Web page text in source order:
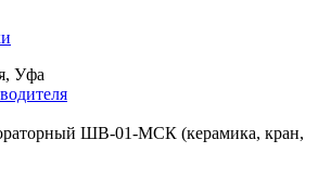
Уфа
ШВ-01-МСК (керамика, кран,